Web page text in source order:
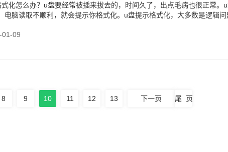
化怎么办？u盘要经常被插来拔去的，时间久了，出点毛病也很正常。
电脑读取不顺利，就会提示你格式化。u盘提示格式化，大多数是逻辑问
01-09
8 9 10 11 12 13 下一页 尾 页